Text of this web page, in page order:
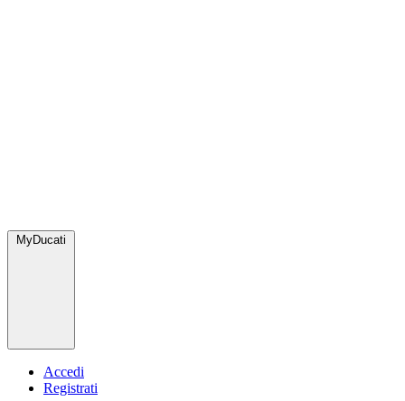
MyDucati
Accedi
Registrati